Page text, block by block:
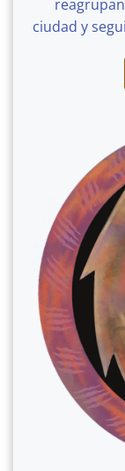
ciudad y